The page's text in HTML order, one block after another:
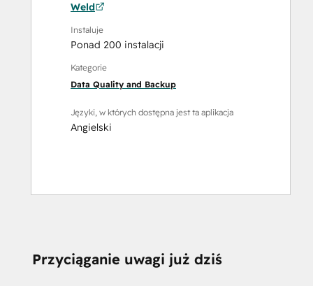
Weld
Instaluje
Ponad 200 instalacji
Kategorie
Data Quality and Backup
Języki, w których dostępna jest ta aplikacja
Angielski
Przyciąganie uwagi już dziś